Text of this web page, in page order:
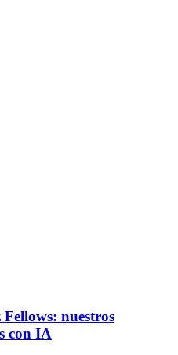
nuestros
con IA